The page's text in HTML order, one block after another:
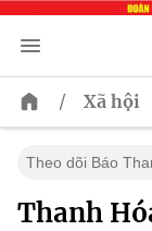
/ Xã hội
Theo dõi Báo
Thanh